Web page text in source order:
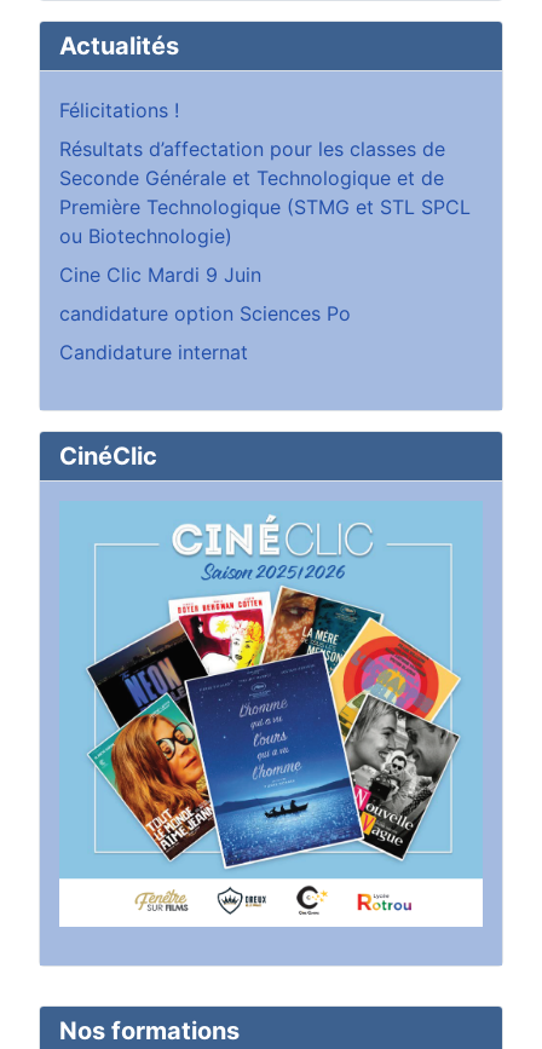
Nos formations
Actualités
Félicitations !
Résultats d’affectation pour les classes de
Seconde Générale et Technologique et de
Première Technologique (STMG et STL SPCL
ou Biotechnologie)
Cine Clic Mardi 9 Juin
candidature option Sciences Po
Candidature internat
CinéClic